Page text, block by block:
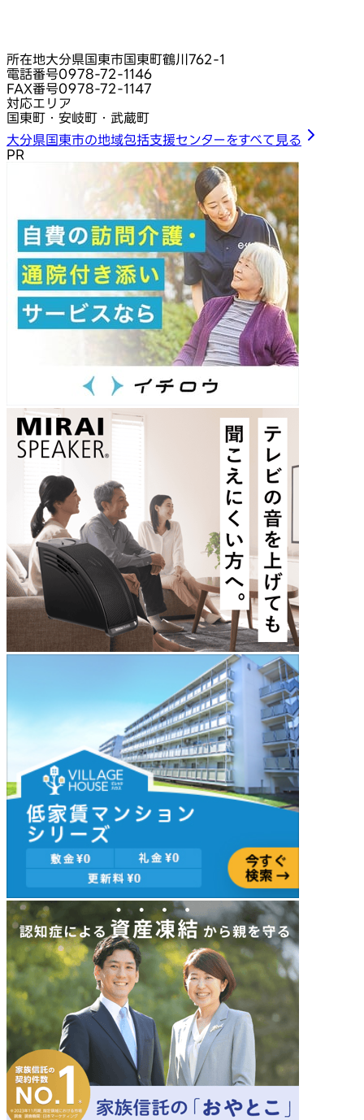
所在地大分県国東市国東町鶴川762-1
電話番号0978-72-1146
FAX番号0978-72-1147
対応エリア
国東町・安岐町・武蔵町
大分県国東市の地域包括支援センターをすべて見る
PR